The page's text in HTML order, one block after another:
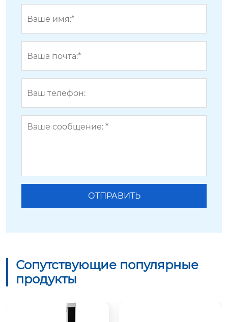
Сопутствующие популярные
продукты